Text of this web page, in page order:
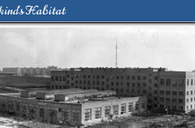
Habitat